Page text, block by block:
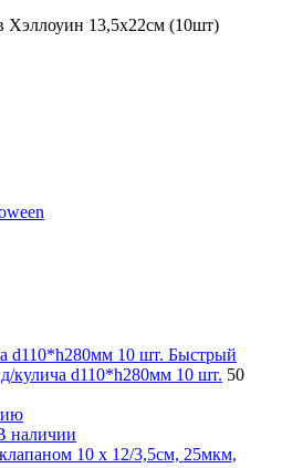
Хэллоуин 13,5х22см (10шт)
Быстрый
кулича d110*h280мм 10 шт. 50
наличии